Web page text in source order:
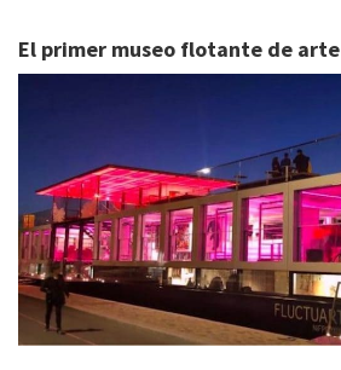
El primer museo flotante de arte